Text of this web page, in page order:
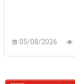
05/08/2026